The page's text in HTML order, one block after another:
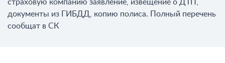
страховую компанию заявление, извещение о ДТП,
документы из ГИБДД, копию полиса. Полный перечень
сообщат в СК